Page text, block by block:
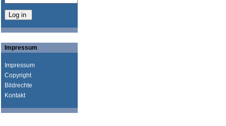
Impressum
Impressum
Copyright
Bildrechte
Kontakt